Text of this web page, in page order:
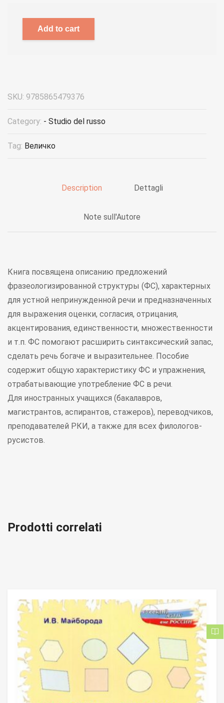
Add to cart
SKU: 9785865479376
Category: - Studio del russo
Tag: Величко
Description Dettagli
Note sull'Autore
Книга посвящена описанию предложений
фразеологизированной структуры (ФС), характерных
для устной непринужденной речи и предназначенных
для выражения оценки, согласия, отрицания,
акцентирования, единственности, множественности
и т.п. ФС помогают расширить синтаксический запас,
сделать речь богаче и выразительнее. Пособие
содержит общую характеристику ФС и упражнения,
отрабатывающие употребление ФС в речи.
Для иностранных учащихся (бакалавров,
магистрантов, аспирантов, стажеров), переводчиков,
преподавателей РКИ, а также для всех филологов-
русистов.
Prodotti correlati